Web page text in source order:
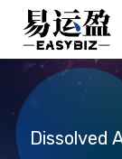
content
Dissolved